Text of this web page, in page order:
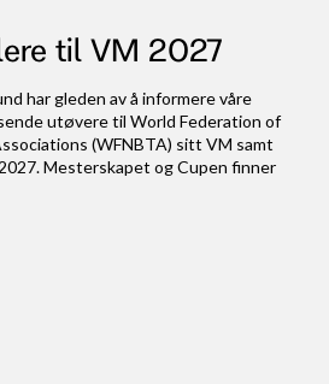
til VM 2027
har gleden av å informere våre
sende utøvere til World Federation of
(WFNBTA) sitt VM samt
Mesterskapet og Cupen finner